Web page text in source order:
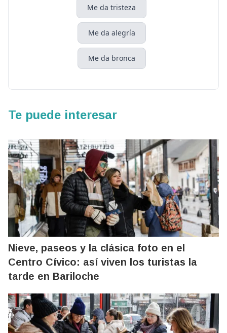
Me da tristeza
Me da alegría
Me da bronca
Te puede interesar
Nieve, paseos y la clásica foto en el
Centro Cívico: así viven los turistas la
tarde en Bariloche